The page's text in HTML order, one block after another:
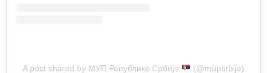
A post shared by МУП Републике Србије (@mupsrbije)